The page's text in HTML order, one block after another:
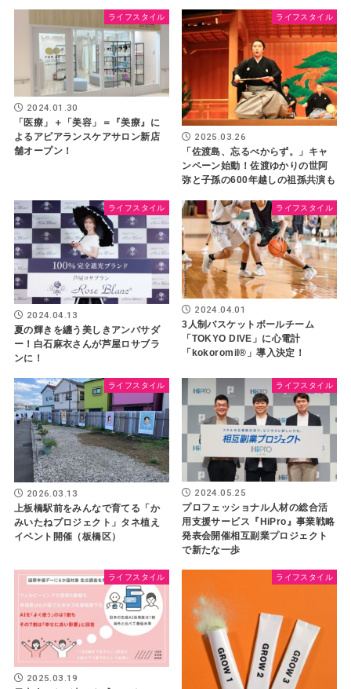
ライフスタイル
2024.01.30
「医療」＋「美容」＝『美療』に
よるアピアランスケアサロン新店
舗オープン！
ライフスタイル
2025.03.26
「佐渡島、忘るべからず。」キャ
ンペーン始動！佐渡ゆかりの世阿
弥と子孫の600年越しの祖孫共演も
ライフスタイル
2024.04.13
夏の輝きを纏う美しきアンバサダ
ー！白石麻衣さんが芦屋ロサブラ
ンに！
ライフスタイル
2024.04.01
3人制バスケットボールチーム
「TOKYO DIVE」に心電計
「kokoromil®」導入決定！
ライフスタイル
2026.03.13
上板橋駅前をみんなで育てる「か
みいたねプロジェクト」タネ植え
イベント開催（板橋区）
ライフスタイル
2024.05.25
プロフェッショナル人材の総合活
用支援サービス『HiPro』事業戦略
発表会開催相互副業プロジェクト
で新たな一歩
ライフスタイル
2025.03.19
ライフスタイル